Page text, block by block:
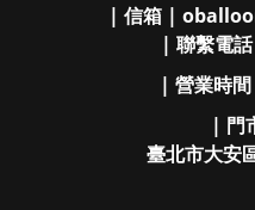
| 信箱 |
| 聯繫電話
| 營業時
| 門
臺北市大安